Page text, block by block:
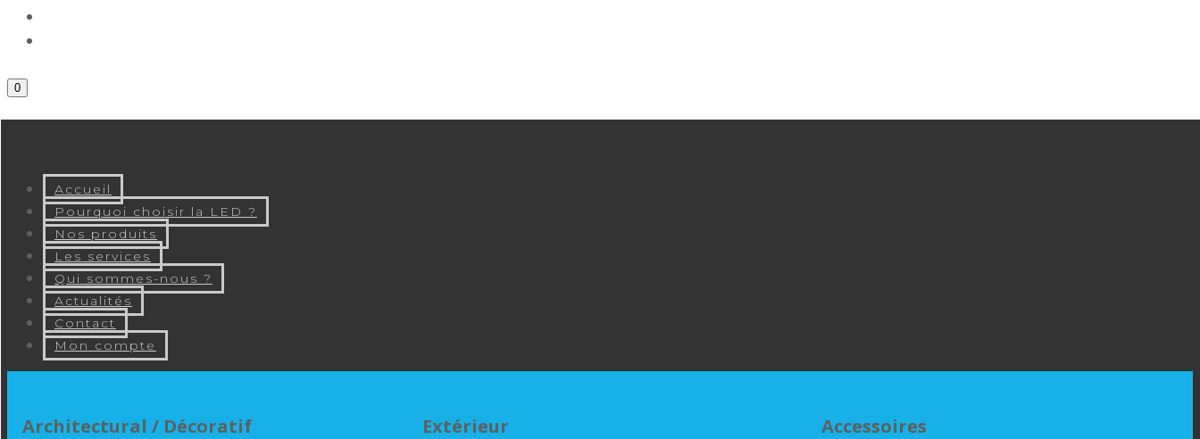
0
Accueil
Pourquoi choisir la LED ?
Nos produits
Les services
Qui sommes-nous ?
Actualités
Contact
Mon compte
Architectural / Décoratif Extérieur Accessoires